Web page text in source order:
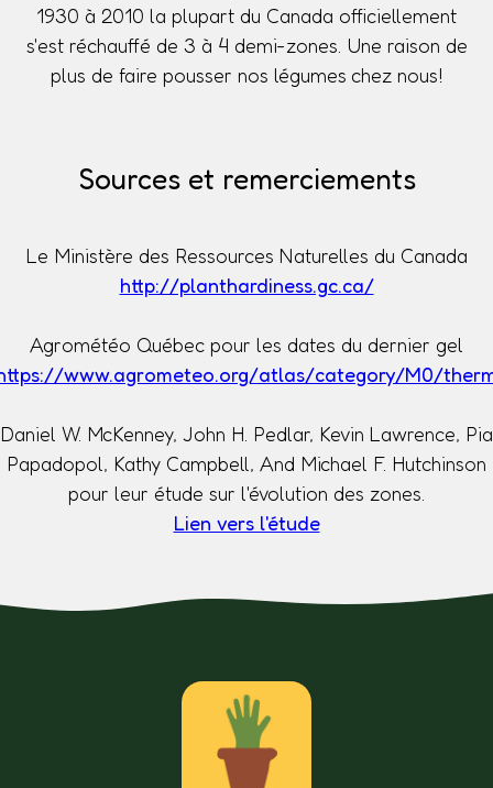
1930 à 2010 la plupart du Canada officiellement
s'est réchauffé de 3 à 4 demi-zones. Une raison de
plus de faire pousser nos légumes chez nous!
Sources et remerciements
Le Ministère des Ressources Naturelles du Canada
http://planthardiness.gc.ca/
Agrométéo Québec pour les dates du dernier gel
www.agrometeo.org/atlas/category/M0/
Daniel W. McKenney, John H. Pedlar, Kevin Lawrence, Pia
Papadopol, Kathy Campbell, And Michael F. Hutchinson
pour leur étude sur l'évolution des zones.
Lien vers l'étude